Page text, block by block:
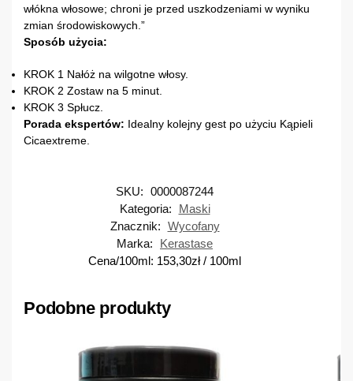
włókna włosowe; chroni je przed uszkodzeniami w wyniku
zmian środowiskowych.”
Sposób użycia:
KROK 1 Nałóż na wilgotne włosy.
KROK 2 Zostaw na 5 minut.
KROK 3 Spłucz.
Porada ekspertów: Idealny kolejny gest po użyciu Kąpieli
Cicaextreme.
SKU: 0000087244
Kategoria:
Maski
Znacznik: Wycofany
Marka:
Kerastase
Cena/100ml: 153,30zł/ 100ml
Podobne produkty